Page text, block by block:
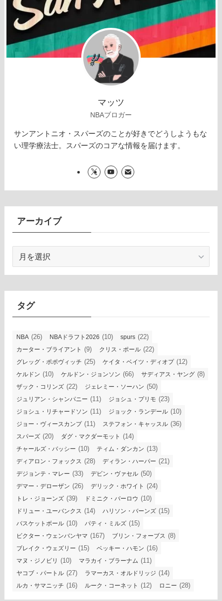
マッツ
NBAブロガー
サンアントニオ・スパーズのことが好きでどうしようもな
い理学療法士。スパーズのコアな情報を届けます。
アーカイブ
カ
イ
タグ
NBA (26) NBAドラフト2026 (10) spurs (22)
カーター・ブライアント (9) クリス・ポール (22)
グレッグ・ポポヴィッチ (25) ケイタ・ベイツ・ディオプ(12)
ケルドン (10) ケルドン・ジョンソン (66) サディアス・ヤング (8)
ザック・コリンズ (22) ジェレミー・ソーハン (50)
ジュリアン・シャンパニー (11) ジョシュ・プリモ (23)
ジョシュ・リチャードソン (11) ジョック・ランデール (10)
ジョー・ヴィースカンプ(11) ステフォン・キャッスル (36)
スパーズ (20) ダグ・マクダーモット (14)
チャールズ・バッシー (10) ティム・ダンカン (13)
ディアロン・フォックス (28) ディラン・ハーパー (21)
デジョンテ・マレー (33) デビン・ヴァセル (50)
デマー・デローザン (26) デリック・ホワイト (24)
トレ・ジョーンズ (39) ドミニク・バーロウ (10)
ドリュー・ユーバンクス (14) ハリソン・バーンズ (15)
バスケットボール (10) パティ・ミルズ (15)
ビクター・ウェンバンヤマ (167) ブリン・フォーブス (8)
ブレイク・ウェズリー (15) ベッキー・ハモン (16)
マヌ・ジノビリ (10) マラカイ・ブラーナム (11)
ヤコブ・パートル (27) ラマーカス・オルドリッジ (14)
ルカ・サマニッチ (16) ルーク・コーネット (12) ロニー (28)